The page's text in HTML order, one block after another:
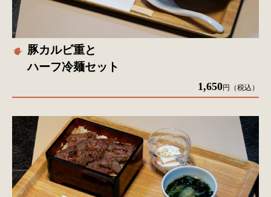
豚カルビ重と
ハーフ冷麺セット
1,650円（税込）